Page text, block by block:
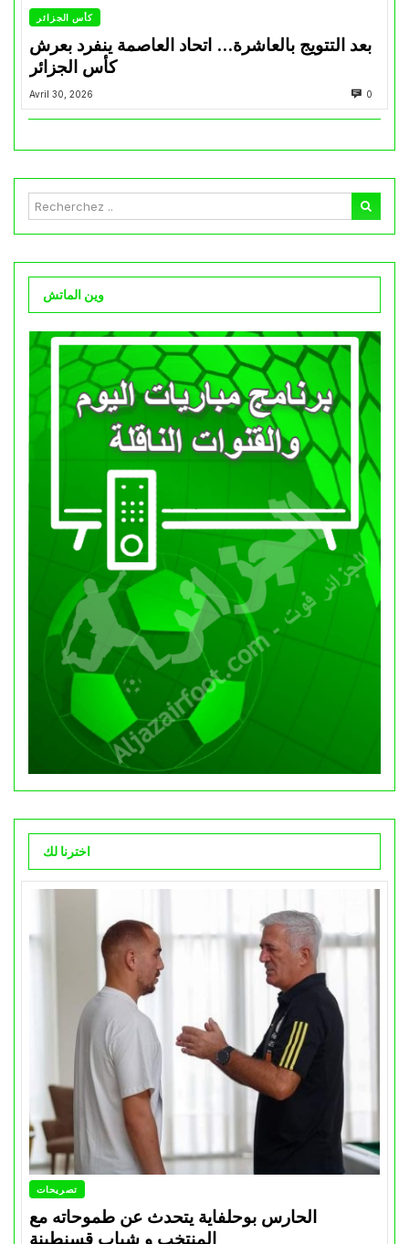
كأس الجزائر
بعد التتويج بالعاشرة… اتحاد العاصمة ينفرد بعرش
كأس الجزائر
Avril 30, 2026 0
وين الماتش
اخترنا لك
تصريحات
الحارس بوحلفاية يتحدث عن طموحاته مع
المنتخب و شباب قسنطينة